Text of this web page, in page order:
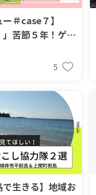
＃case７】
」苦節５年！ゲス
5
で生きる】地域お